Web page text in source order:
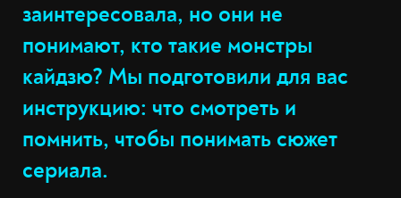
заинтересовала, но они не
понимают, кто такие монстры
кайдзю? Мы подготовили для вас
инструкцию: что смотреть и
помнить, чтобы понимать сюжет
сериала.